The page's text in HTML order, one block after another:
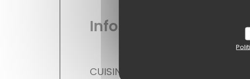
Infos pratiques
CUISINE